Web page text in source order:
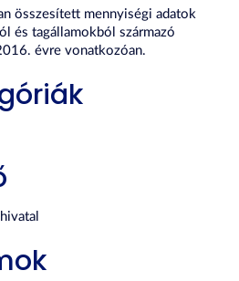
összesített mennyiségi adatok
és tagállamokból származó
évre vonatkozóan.